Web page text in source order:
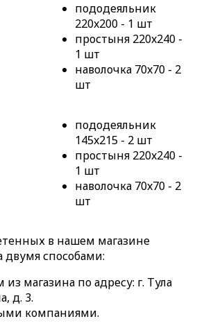
пододеяльник
220x200 - 1 шт
простыня 220x240 -
1 шт
наволочка 70x70 - 2
шт
пододеяльник
145x215 - 2 шт
простыня 220x240 -
1 шт
наволочка 70x70 - 2
шт
в нашем магазине
двумя способами:
магазина по адресу: г. Тула
д. 3.
компаниями.